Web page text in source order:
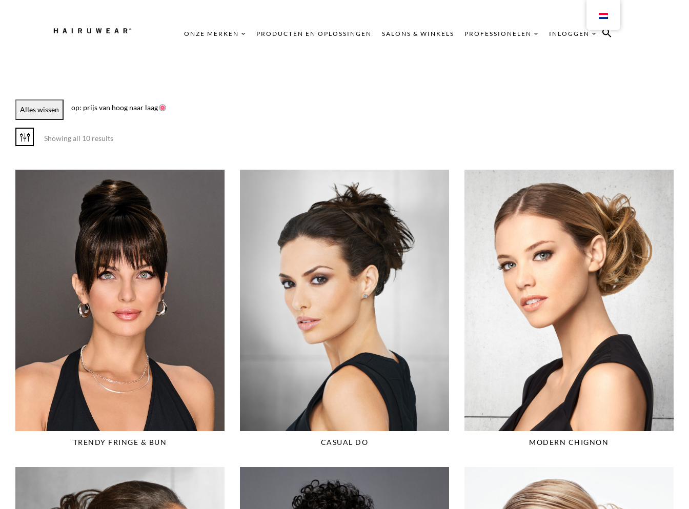
ONZE MERKEN PRODUCTEN EN OPLOSSINGEN SALONS & WINKELS PROFESSIONELEN INLOGGEN
Alles wissen op: prijs van hoog naar laag
Showing all 10 results
TRENDY FRINGE & BUN CASUAL DO MODERN CHIGNON